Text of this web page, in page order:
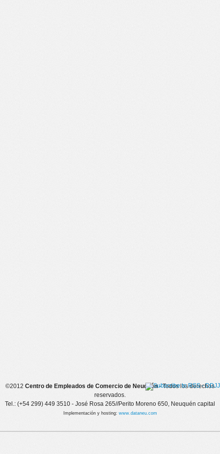
©2012 Centro de Empleados de Comercio de Neuquén- Todos los derechos
reservados.
Tel.: (+54 299) 449 3510 - José Rosa 265//Perito Moreno 650, Neuquén capital
Implementación y hosting: www.dataneu.com